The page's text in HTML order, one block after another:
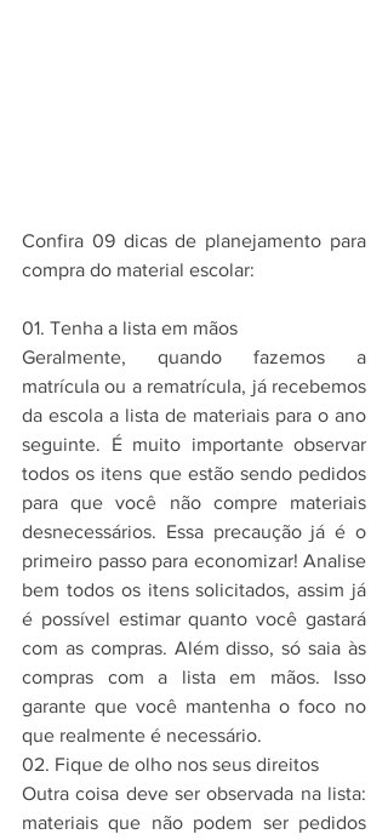
Confira 09 dicas de planejamento para
compra do material escolar:
01. Tenha a lista em mãos
Geralmente, quando fazemos a
matrícula ou a rematrícula, já recebemos
da escola a lista de materiais para o ano
seguinte. É muito importante observar
todos os itens que estão sendo pedidos
para que você não compre materiais
desnecessários. Essa precaução já é o
primeiro passo para economizar! Analise
bem todos os itens solicitados, assim já
é possível estimar quanto você gastará
com as compras. Além disso, só saia às
compras com a lista em mãos. Isso
garante que você mantenha o foco no
que realmente é necessário.
02. Fique de olho nos seus direitos
Outra coisa deve ser observada na lista:
materiais que não podem ser pedidos